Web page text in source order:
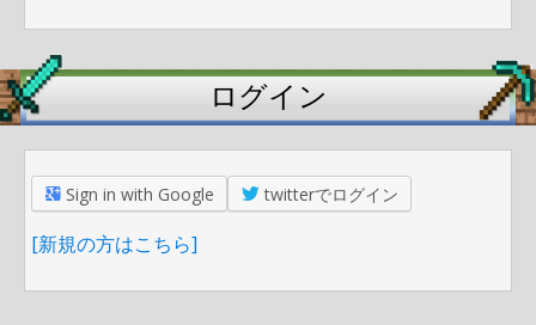
ログイン
Sign in with Google twitterでログイン
[新規の方はこちら]